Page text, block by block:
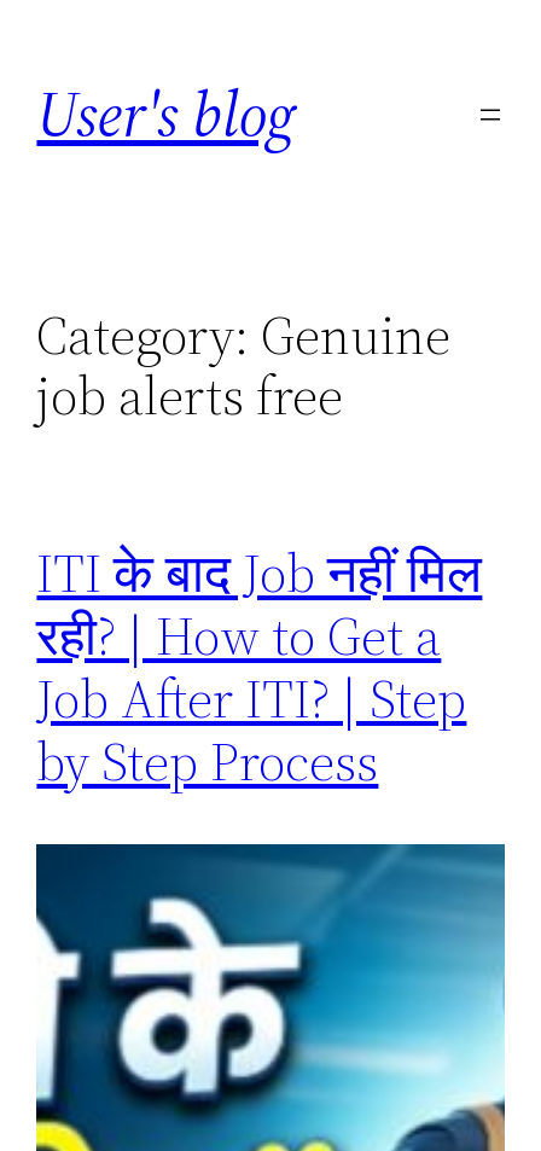
content
User's blog
Category: Genuine
job alerts free
ITI के बाद Job नहीं मिल
रही? | How to Get a
Job After ITI? | Step
by Step Process